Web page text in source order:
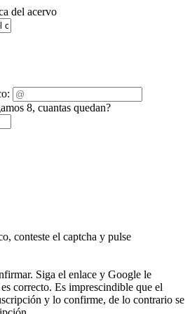
del acervo
8, cuantas quedan?
conteste el captcha y pulse
Siga el enlace y Google le
correcto. Es imprescindible que el
y lo confirme, de lo contrario se